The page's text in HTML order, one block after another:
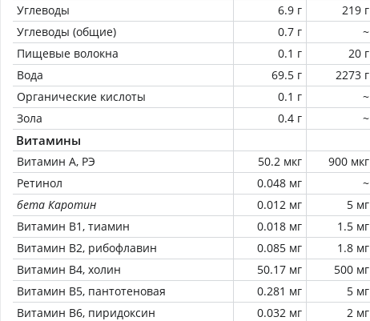
Углеводы
6.9 г 219 г
Углеводы (общие)
0.7 г
~
Пищевые волокна
0.1 г 20 г
Вода
69.5 г 2273 г
Органические кислоты
0.1 г
~
Зола
0.4 г ~
Витамины
Витамин А, РЭ 50.2 мкг 900 мкг
Ретинол
0.048 мг
~
бета Каротин
0.012 мг 5 мг
Витамин В1, тиамин
0.018 мг 1.5 мг
Витамин В2, рибофлавин
0.085 мг 1.8 мг
Витамин В4, холин
50.17 мг 500 мг
Витамин В5, пантотеновая
0.281 мг 5 мг
Витамин В6, пиридоксин
0.032 мг 2 мг